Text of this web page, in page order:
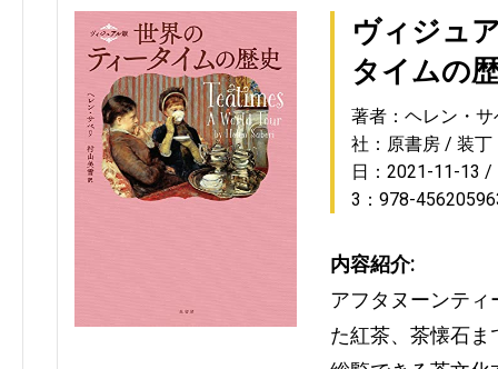
ヴィジュ
タイムの
著者：ヘレン・サ
社：原書房
装丁
日：2021-11-13
3：978-
内容紹介:
アフタヌーンテ
た紅茶、茶懐石